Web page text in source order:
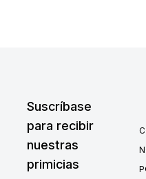
Suscríbase
para recibir
nuestras
primicias